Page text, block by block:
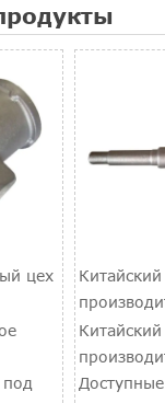
цех
под
Китайский
Китайский